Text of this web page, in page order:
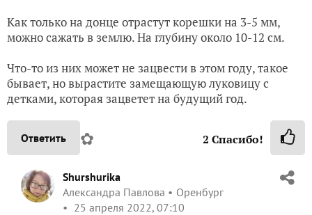
Как только на донце отрастут корешки на 3-5 мм,
можно сажать в землю. На глубину около 10-12 см.
Что-то из них может не зацвести в этом году, такое
бывает, но вырастите замещающую луковицу с
детками, которая зацветет на будущий год.
Ответить ✿ 2 Спасибо!
Shurshurika
Александра Павлова
Оренбург
25 апреля 2022, 07:10